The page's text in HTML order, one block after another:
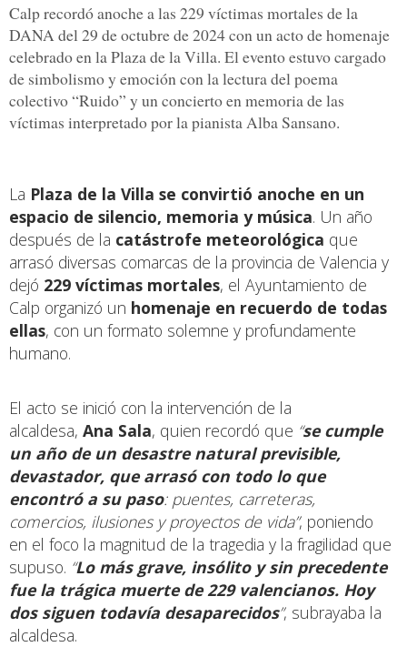
Calp recordó anoche a las 229 víctimas mortales de la
DANA del 29 de octubre de 2024 con un acto de homenaje
celebrado en la Plaza de la Villa. El evento estuvo cargado
de simbolismo y emoción con la lectura del poema
colectivo “Ruido” y un concierto en memoria de las
víctimas interpretado por la pianista Alba Sansano.
La Plaza de la Villa se convirtió anoche en un
espacio de silencio, memoria y música. Un año
después de la catástrofe meteorológica que
arrasó diversas comarcas de la provincia de Valencia y
dejó 229 víctimas mortales, el Ayuntamiento de
Calp organizó un homenaje en recuerdo de todas
ellas, con un formato solemne y profundamente
humano.
El acto se inició con la intervención de la
alcaldesa, Ana Sala, quien recordó que “se cumple
un año de un desastre natural previsible,
devastador, que arrasó con todo lo que
encontró a su paso: puentes, carreteras,
comercios, ilusiones y proyectos de vida”, poniendo
en el foco la magnitud de la tragedia y la fragilidad que
supuso. “Lo más grave, insólito y sin precedente
fue la trágica muerte de 229 valencianos. Hoy
dos siguen todavía desaparecidos”, subrayaba la
alcaldesa.